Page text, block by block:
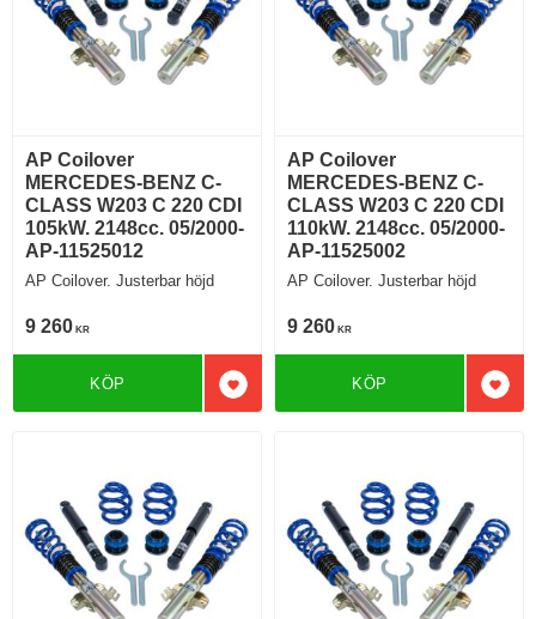
AP Coilover
MERCEDES-BENZ C-
CLASS W203 C 220 CDI
105kW. 2148cc. 05/2000-
AP-11525012
AP Coilover. Justerbar höjd
9 260 KR
Lägg till i favoriter
KÖP
AP Coilover
MERCEDES-BENZ C-
CLASS W203 C 220 CDI
110kW. 2148cc. 05/2000-
AP-11525002
AP Coilover. Justerbar höjd
9 260 KR
KÖP